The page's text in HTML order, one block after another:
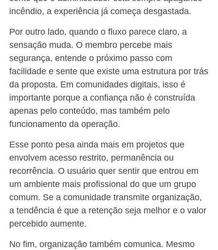
incêndio, a experiência já começa desgastada.
Por outro lado, quando o fluxo parece claro, a
sensação muda. O membro percebe mais
segurança, entende o próximo passo com
facilidade e sente que existe uma estrutura por trás
da proposta. Em comunidades digitais, isso é
importante porque a confiança não é construída
apenas pelo conteúdo, mas também pelo
funcionamento da operação.
Esse ponto pesa ainda mais em projetos que
envolvem acesso restrito, permanência ou
recorrência. O usuário quer sentir que entrou em
um ambiente mais profissional do que um grupo
comum. Se a comunidade transmite organização,
a tendência é que a retenção seja melhor e o valor
percebido aumente.
No fim, organização também comunica. Mesmo